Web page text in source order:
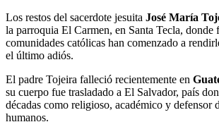
Los restos del sacerdote jesuita José María
la parroquia El Carmen, en Santa Tecla, donde
comunidades católicas han comenzado a
el último adiós.
El padre Tojeira falleció recientemente en
su cuerpo fue trasladado a El Salvador, país
décadas como religioso, académico y defensor
humanos.